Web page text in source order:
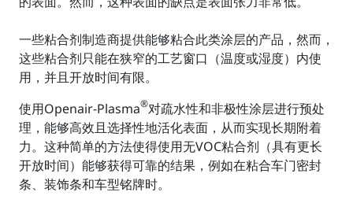
一些粘合剂制造商提供能够粘合此类涂层的产品，然而，
这些粘合剂只能在狭窄的工艺窗口（温度或湿度）内使
用，并且开放时间有限。
使用Openair-Plasma®对疏水性和非极性涂层进行预处
理，能够高效且选择性地活化表面，从而实现长期附着
力。这种简单的方法使得使用无VOC粘合剂（具有更长
开放时间）能够获得可靠的结果，例如在粘合车门密封
条、装饰条和车型铭牌时。